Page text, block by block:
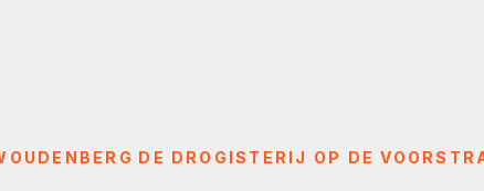
DE DROGISTERIJ OP DE